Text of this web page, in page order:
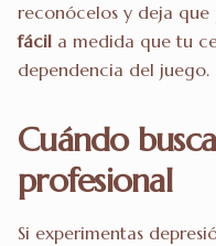
reconócelos y deja que
fácil a medida que tu
dependencia del juego.
Cuándo
profesional
Si experimentas